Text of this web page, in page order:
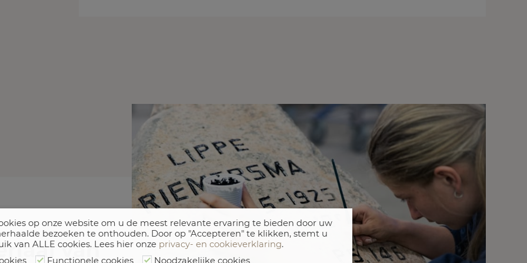
van
op onze website om u de meest relevante ervaring te bieden door uw
bezoeken te onthouden. Door op "Accepteren" te klikken, stemt u
van ALLE cookies. Lees hier onze privacy- en cookieverklaring.
Functionele cookies
Noodzakelijke cookies